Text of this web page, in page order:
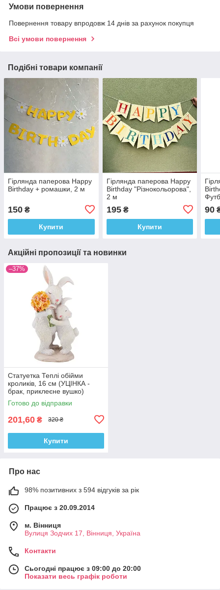
Умови повернення
Повернення товару впродовж 14 днів за рахунок покупця
Всі умови повернення
Подібні товари компанії
Гірлянда паперова Happy
Birthday + ромашки, 2 м
150 ₴
Купити
Гірлянда паперова Happy
Birthday "Різнокольорова",
2 м
195₴
Купити
90
Акційні пропозиції та новинки
–37%
Статуетка Теплі обійми
кроликів, 16 см (УЦІНКА -
брак, приклеєне вушко)
Готово до відправки
201,60 ₴ 320 ₴
Купити
Про нас
98% позитивних з 594 відгуків за рік
Працює з 20.09.2014
м. Вінниця
Вулиця Зодчих 17, Вінниця, Україна
Контакти
Сьогодні працює з 09:00 до 20:00
Показати весь графік роботи